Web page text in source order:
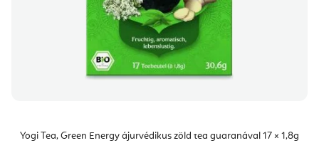
Yogi Tea, Green Energy ájurvédikus zöld tea guaranával 17 × 1,8g